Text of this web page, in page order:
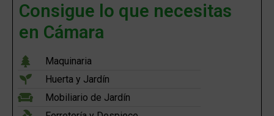
Consigue lo que necesitas
en Cámara
Maquinaria
Huerta y Jardín
Mobiliario de Jardín